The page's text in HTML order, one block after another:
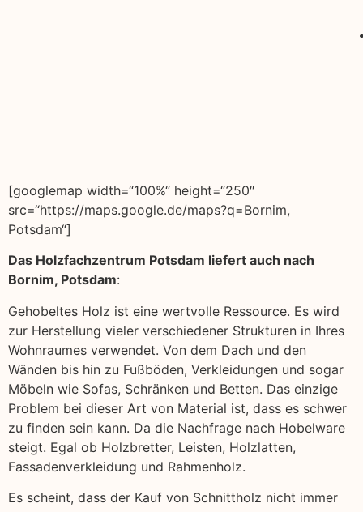
[googlemap width=“100%“ height=“250″
src=“https://maps.google.de/maps?q=Bornim,
Potsdam“]
Das Holzfachzentrum Potsdam liefert auch nach
Bornim, Potsdam:
Gehobeltes Holz ist eine wertvolle Ressource. Es wird
zur Herstellung vieler verschiedener Strukturen in Ihres
Wohnraumes verwendet. Von dem Dach und den
Wänden bis hin zu Fußböden, Verkleidungen und sogar
Möbeln wie Sofas, Schränken und Betten. Das einzige
Problem bei dieser Art von Material ist, dass es schwer
zu finden sein kann. Da die Nachfrage nach Hobelware
steigt. Egal ob Holzbretter, Leisten, Holzlatten,
Fassadenverkleidung und Rahmenholz.
Es scheint, dass der Kauf von Schnittholz nicht immer